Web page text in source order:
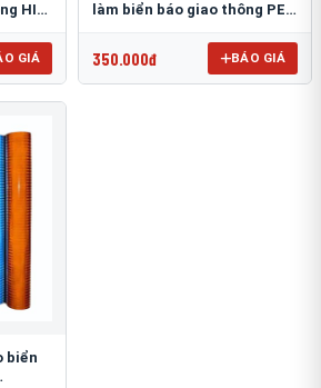
HIP
GIÁ
làm biển báo giao thông PEG
350.000đ BÁO GIÁ
biển